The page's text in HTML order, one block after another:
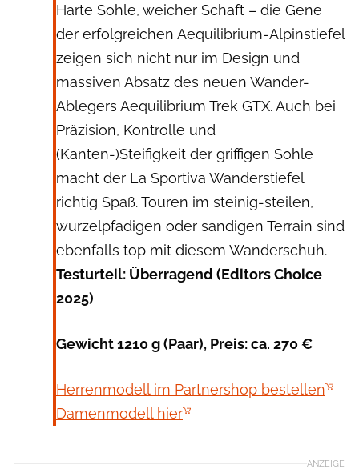
Harte Sohle, weicher Schaft – die Gene
der erfolgreichen Aequilibrium-Alpinstiefel
zeigen sich nicht nur im Design und
massiven Absatz des neuen Wander-
Ablegers Aequilibrium Trek GTX. Auch bei
Präzision, Kontrolle und
(Kanten-)Steifigkeit der griffigen Sohle
macht der La Sportiva Wanderstiefel
richtig Spaß. Touren im steinig-steilen,
wurzelpfadigen oder sandigen Terrain sind
ebenfalls top mit diesem Wanderschuh.
Testurteil: Überragend (Editors Choice
2025)
Gewicht 1210 g (Paar), Preis: ca. 270 €
Herrenmodell im Partnershop bestellen
Damenmodell hier
ANZEIGE